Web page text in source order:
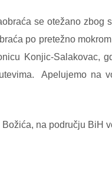
se otežano
po pretežno
Konjic-Salakovac,
Apelujemo na
na području BiH